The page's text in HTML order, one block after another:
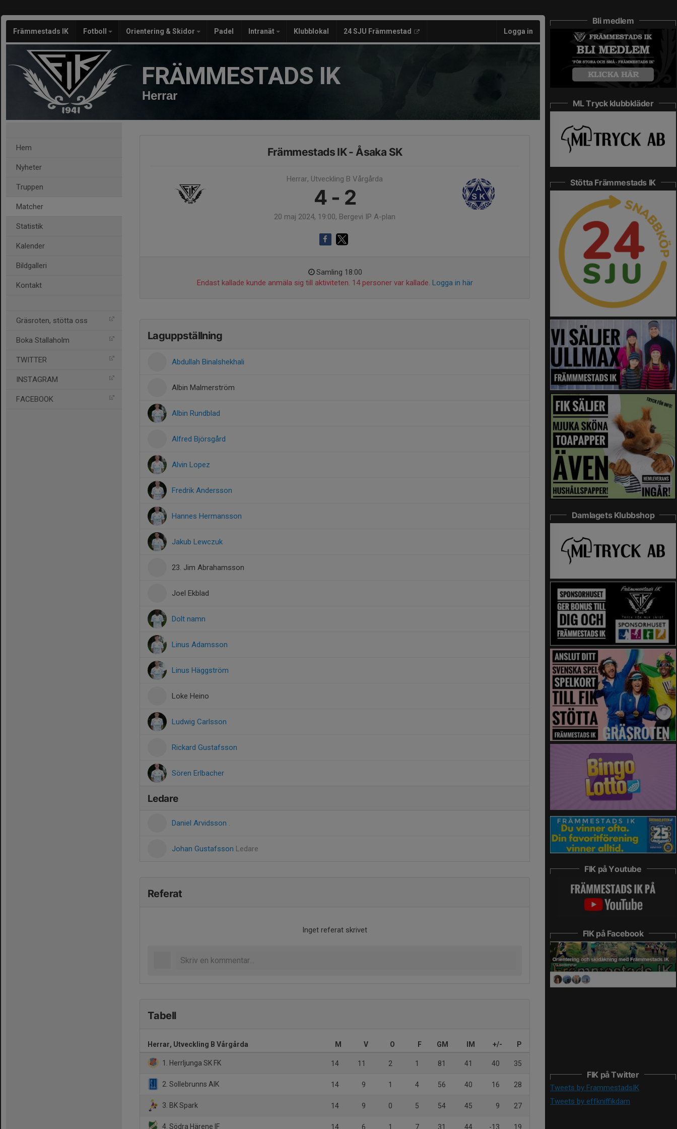
Främmestads IK Fotboll Orientering & Skidor Padel Intranät Klubblokal 24 SJU Främmestad Logga in
FRÄMMESTADS IK
Herrar
Hem
Nyheter
Truppen
Matcher
Statistik
Kalender
Bildgalleri
Kontakt
Gräsroten, stötta oss
Boka Stallaholm
TWITTER
INSTAGRAM
FACEBOOK
Främmestads IK - Åsaka SK
Herrar, Utveckling B Vårgårda
4 - 2
20 maj 2024, 19:00, Bergevi IP A-plan
Samling 18:00
Endast kallade kunde anmäla sig till aktiviteten. 14 personer var kallade. Logga in här
Laguppställning
Abdullah Binalshekhali
Albin Malmerström
Albin Rundblad
Alfred Björsgård
Alvin Lopez
Fredrik Andersson
Hannes Hermansson
Jakub Lewczuk
23. Jim Abrahamsson
Joel Ekblad
Dolt namn
Linus Adamsson
Linus Häggström
Loke Heino
Ludwig Carlsson
Rickard Gustafsson
Sören Erlbacher
Ledare
Daniel Arvidsson .
Johan Gustafsson Ledare
Referat
Inget referat skrivet
Tabell
Herrar, Utveckling B Vårgårda M V O F GM IM +/- P
1. Herrljunga SK FK 14 11 2 1 81 41 40 35
2. Sollebrunns AIK 14 9 1 4 56 40 16 28
3. BK Spark 14 9 0 5 54 45 9 27
4. Södra Härene IF 14 6 1 7 31 44 -13 19
Bli medlem
ML Tryck klubbkläder
Stötta Främmestads IK
Damlagets Klubbshop
FIK på Youtube
FIK på Facebook
FIK på Twitter
Tweets by FrammestadsIK
Tweets by effkniffikdam